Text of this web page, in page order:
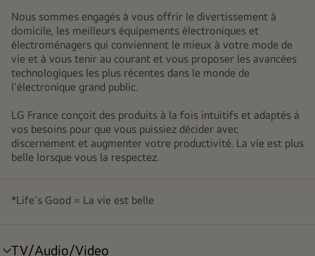
Nous sommes engagés à vous offrir le divertissement à
domicile, les meilleurs équipements électroniques et
électroménagers qui conviennent le mieux à votre mode de
vie et à vous tenir au courant et vous proposer les avancées
technologiques les plus récentes dans le monde de
l'électronique grand public.
LG France conçoit des produits à la fois intuitifs et adaptés à
vos besoins pour que vous puissiez décider avec
discernement et augmenter votre productivité. La vie est plus
belle lorsque vous la respectez.
*Life's Good = La vie est belle
TV/Audio/Video